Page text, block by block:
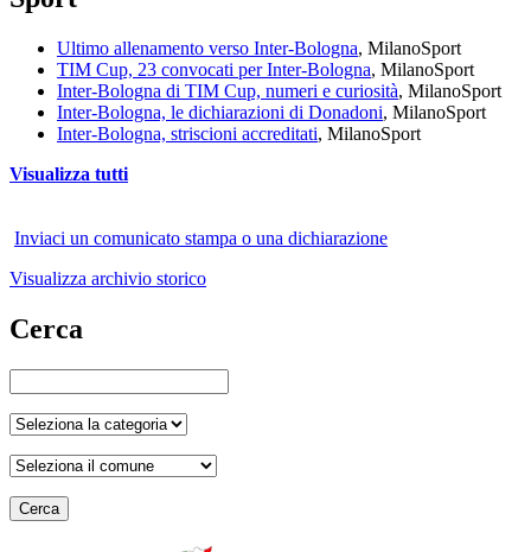
Ultimo allenamento verso Inter-Bologna, MilanoSport
TIM Cup, 23 convocati per Inter-Bologna, MilanoSport
Inter-Bologna di TIM Cup, numeri e curiosità, MilanoSport
Inter-Bologna, le dichiarazioni di Donadoni, MilanoSport
Inter-Bologna, striscioni accreditati, MilanoSport
Visualizza tutti
Inviaci un comunicato stampa o una dichiarazione
Visualizza archivio storico
Cerca
Cerca